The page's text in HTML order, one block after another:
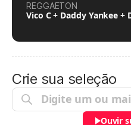
REGGAETON
Vico C + Daddy Yankee +
Crie sua seleção
Ouvir